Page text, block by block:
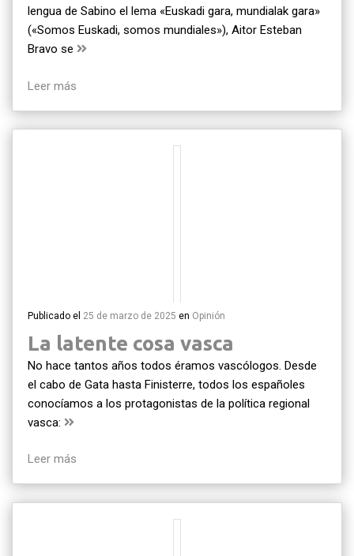
lengua de Sabino el lema «Euskadi gara, mundialak gara»
(«Somos Euskadi, somos mundiales»), Aitor Esteban
Bravo se
Leer más
Publicado el 25 de marzo de 2025 en Opinión
La latente cosa vasca
No hace tantos años todos éramos vascólogos. Desde
el cabo de Gata hasta Finisterre, todos los españoles
conocíamos a los protagonistas de la política regional
vasca:
Leer más